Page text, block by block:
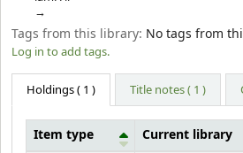
Tags from this library: No tags from
Log in to add tags.
Holdings( 1 ) Title notes ( 1 )
Item type Current library